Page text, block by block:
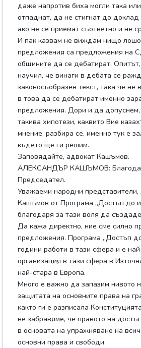
даже напротив биха могли така
отпаднат, да не стигнат до доклад
ако не се приемат съответно и не
И пак казвам не виждам нищо
предложения са предложения на
общините да се дебатират.
научил, че винаги в дебата се
законосъобразен текст, така че
в това да се дебатират именно
предложения. Дори и да
такива хипотези, каквито Вие
мнение, разбира се, именно тук е
където ще ги решим.
Заповядайте, адвокат Кашъмов.
АЛЕКСАНДЪР КАШЪМОВ:
Председател.
Уважаеми народни
Кашъмов от Програма „Достъп до
благодаря за тази воля да
Да кажа директно, ние сме силно
предложения. Програма „Достъп
години работи в тази сфера и е
организация в тази сфера в
най-стара в Европа.
Много е важно да запазим нивото
защитата на основните права на
както ги е разписала
не забравяме, че правото на
в основата на упражняване на
основни права и свободи.